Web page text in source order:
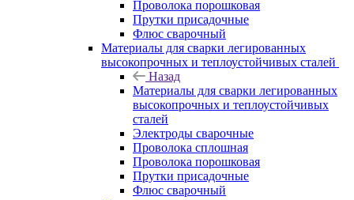
Проволока порошковая
Прутки присадочные
Флюс сварочный
Материалы для сварки легированных
высокопрочных и теплоустойчивых сталей
Назад
Материалы для сварки легированных
высокопрочных и теплоустойчивых
сталей
Электроды сварочные
Проволока сплошная
Проволока порошковая
Прутки присадочные
Флюс сварочный